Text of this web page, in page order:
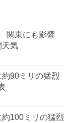
関東にも影響
気
約90ミリの猛烈
約100ミリの猛烈